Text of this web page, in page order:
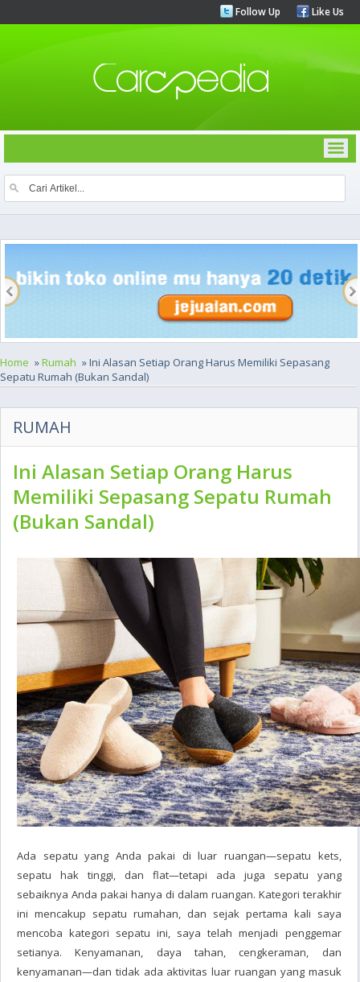
Follow Up Like Us
Home »Rumah » Ini Alasan Setiap Orang Harus Memiliki Sepasang
Sepatu Rumah (Bukan Sandal)
RUMAH
Ini Alasan Setiap Orang Harus
Memiliki Sepasang Sepatu Rumah
(Bukan Sandal)
Ada sepatu yang Anda pakai di luar ruangan—sepatu kets,
sepatu hak tinggi, dan flat—tetapi ada juga sepatu yang
sebaiknya Anda pakai hanya di dalam ruangan. Kategori terakhir
ini mencakup sepatu rumahan, dan sejak pertama kali saya
mencoba kategori sepatu ini, saya telah menjadi penggemar
setianya. Kenyamanan, daya tahan, cengkeraman, dan
kenyamanan—dan tidak ada aktivitas luar ruangan yang masuk